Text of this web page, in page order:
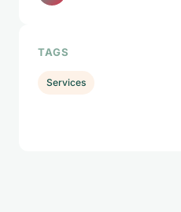
TAGS
Services